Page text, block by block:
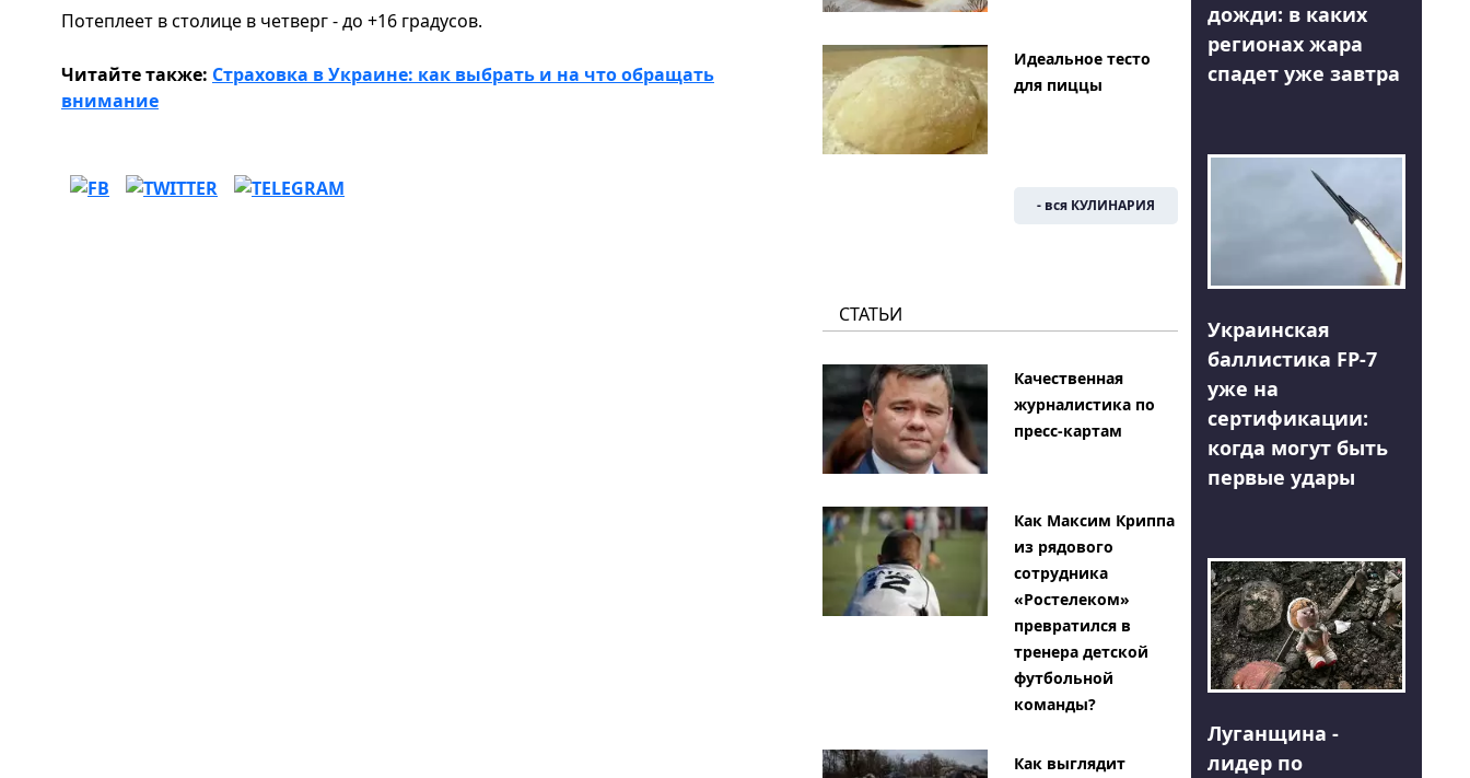
Потеплеет в столице в четверг - до +16 градусов.
Читайте также: Страховка в Украине: как выбрать и на что обращать
внимание
Идеальное тесто
для пиццы
- вся КУЛИНАРИЯ
СТАТЬИ
Качественная
журналистика по
пресс-картам
Как Максим Криппа
из рядового
сотрудника
«Ростелеком»
превратился в
тренера детской
футбольной
команды?
Как выглядит
дожди: в каких
регионах жара
спадет уже завтра
Украинская
баллистика FP-7
уже на
сертификации:
когда могут быть
первые удары
Луганщина -
лидер по